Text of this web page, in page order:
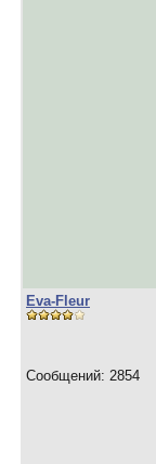
Eva-Fleur
Сообщений: 2854